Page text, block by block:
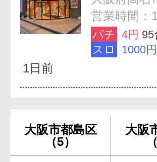
営業時間：
パチ 4円 95
スロ
1000
1日前
大阪市都島区
（5）
大阪